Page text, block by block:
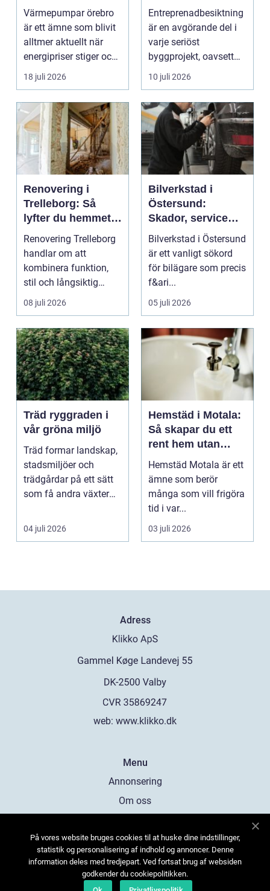
hus och
fastigheter
Värmepumpar örebro
är ett ämne som blivit
alltmer aktuellt när
energipriser stiger och
fler vill sän...
18 juli 2026
byggprojekt
Entreprenadbesiktning
är en avgörande del i
varje seriöst
byggprojekt, oavsett
om det handlar om en
10 juli 2026
Renovering i
Trelleborg: Så
lyfter du hemmet
på ett smart sätt
Renovering Trelleborg
handlar om att
kombinera funktion,
stil och långsiktig
ekonomi i samma p...
08 juli 2026
Bilverkstad i
Östersund:
Skador, service
och smarta val för
din bil
Bilverkstad i Östersund
är ett vanligt sökord
för bilägare som precis
f&ari...
05 juli 2026
Träd ryggraden i
vår gröna miljö
Träd formar landskap,
stadsmiljöer och
trädgårdar på ett sätt
som få andra växter
04 juli 2026
Hemstäd i Motala:
Så skapar du ett
rent hem utan
stress
Hemstäd Motala är ett
ämne som berör
många som vill frigöra
tid i var...
03 juli 2026
Adress
web: www.klikko.dk
Menu
Annonsering
Om oss
Kontakta oss
Sitemap
På vores website bruges cookies til at huske dine indstillinger,
statistik og personalisering af indhold og annoncer. Denne
information deles med tredjepart. Ved fortsat brug af websiden
godkender du cookiepolitikken.